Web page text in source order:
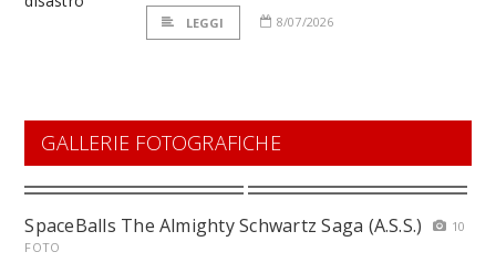
LEGGI 8/07/2026
GALLERIE FOTOGRAFICHE
SpaceBalls The Almighty Schwartz Saga (A.S.S.)
10
FOTO